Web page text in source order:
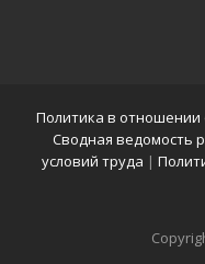
Политика в
Сводная ведомость
условий труда |